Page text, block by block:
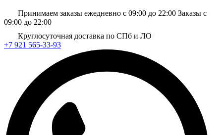
Принимаем заказы ежедневно с 09:00 до 22:00 Заказы с
09:00 до 22:00
Круглосуточная доставка по СПб и ЛО
+7 921 565-33-93